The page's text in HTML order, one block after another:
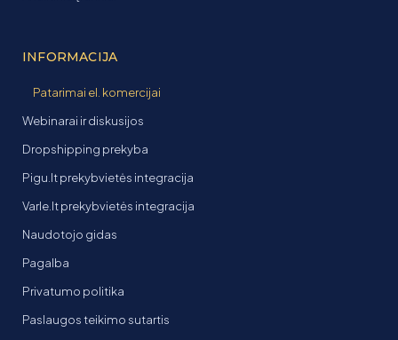
INFORMACIJA
Patarimai el. komercijai
Webinarai ir diskusijos
Dropshipping prekyba
Pigu.lt prekybvietės integracija
Varle.lt prekybvietės integracija
Naudotojo gidas
Pagalba
Privatumo politika
Paslaugos teikimo sutartis